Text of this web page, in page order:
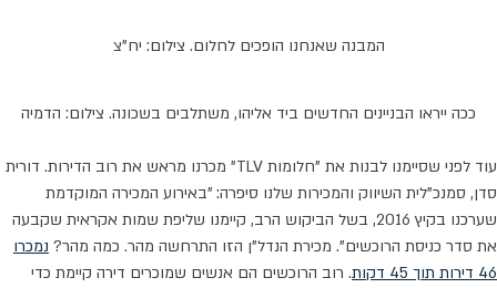
המבנה שאנחנו הופכים לחלום. צילום: יח"צ
ככה ייראו הבניינים החדשים ביד אליהו, משתלבים בשכונה. צילום: הדמיה
עוד לפני שסיימנו לבנות את "חלומות TLV" מכרנו מראש את רוב הדירות. דורית
סדן, סמנכ"לית השיווק והמכירות שלנו סיפרה: "באירוע המכירה המוקדמת
שערכנו בקיץ 2016, בשל הביקוש הרב, קיימנו שליפת שמות אקראית שקבעה
את סדר כניסת הרוכשים". מכירת הנדל"ן הזו התרחשה מהר. כמה מהר? נמכרו
46 דירות תוך 45 דקות
. רוב הרוכשים הם אנשים שמוכרים דירה קיימת כדי